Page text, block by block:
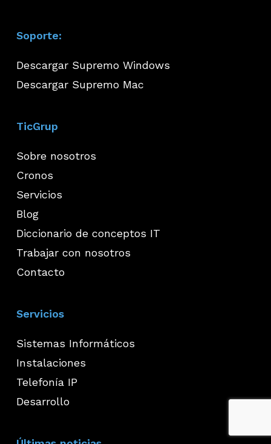
Soporte:
Descargar Supremo Windows
Descargar Supremo Mac
TicGrup
Sobre nosotros
Cronos
Servicios
Blog
Diccionario de conceptos IT
Trabajar con nosotros
Contacto
Servicios
Sistemas Informáticos
Instalaciones
Telefonía IP
Desarrollo